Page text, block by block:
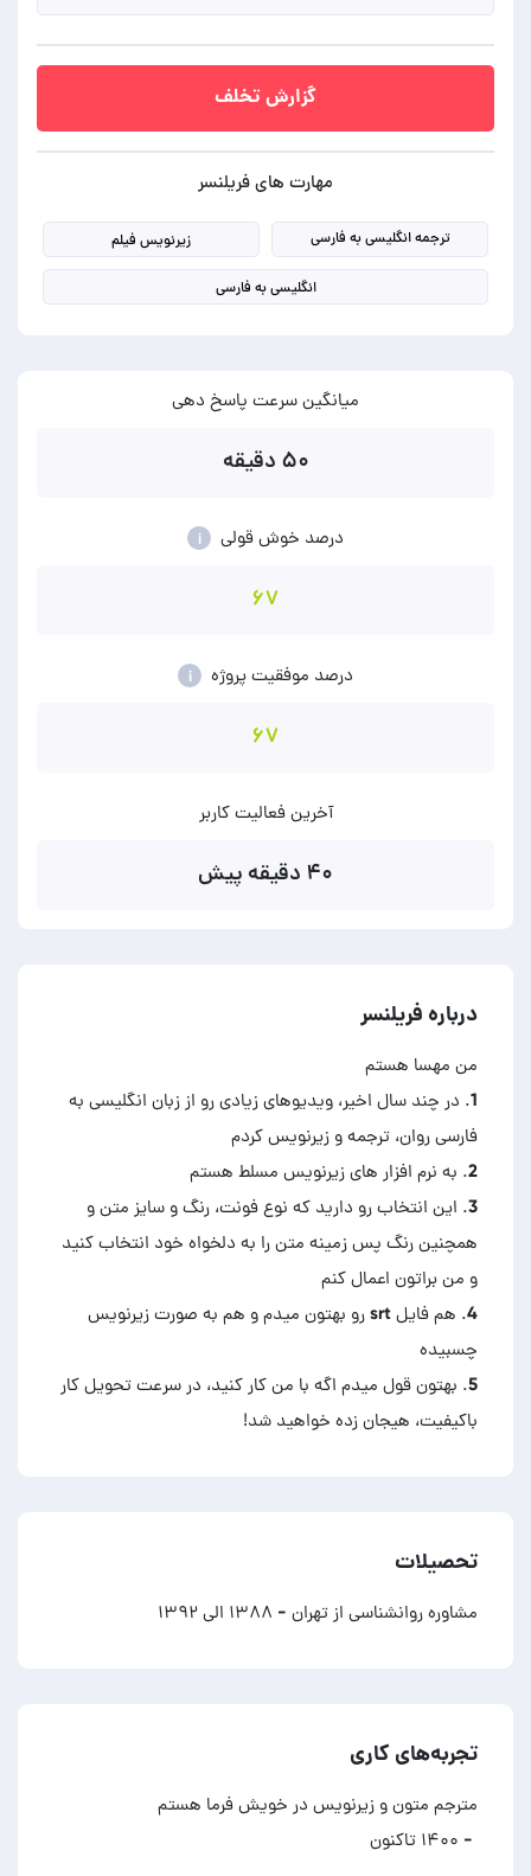
گزارش تخلف
مهارت های فریلنسر
ترجمه انگلیسی به فارسی زیرنویس فیلم
انگلیسی به فارسی
میانگین سرعت پاسخ دهی
۵۰ دقیقه
درصد خوش قولی i
۶۷
درصد موفقیت پروژه i
۶۷
آخرین فعالیت کاربر
۴۰ دقیقه پیش
درباره فریلنسر
1. در چند سال اخیر، ویدیوهای زیادی رو از زبان انگلیسی به
3. این انتخاب رو دارید که نوع فونت، رنگ و سایز متن و
همچنین رنگ پس زمینه متن را به دلخواه خود انتخاب کنید
4. هم فایل srt رو بهتون میدم و هم به صورت زیرنویس
5. بهتون قول میدم اگه با من کار کنید، در سرعت تحویل کار
باکیفیت، هیجان زده خواهید شد!
تحصیلات
مشاوره روانشناسی از تهران - ۱۳۸۸ الی ۱۳۹۲
تجربه‌های کاری
مترجم متون و زیرنویس در خویش فرما هستم
- ۱۴۰۰ تاکنون